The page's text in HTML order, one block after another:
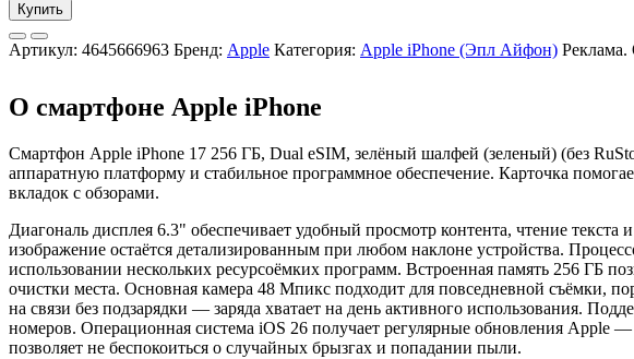
Купить
Артикул: 4645666963 Бренд: Apple Категория: Apple iPhone (Эпл Айфон)
О смартфоне Apple iPhone
Смартфон Apple iPhone 17 256 ГБ, Dual eSIM, зелёный шалфей (зеленый) (без
аппаратную платформу и стабильное программное обеспечение. Карточка
вкладок с обзорами.
Диагональ дисплея 6.3" обеспечивает удобный просмотр контента, чтение
изображение остаётся детализированным при любом наклоне устройства.
использовании нескольких ресурсоёмких программ. Встроенная память 256 ГБ
очистки места. Основная камера 48 Мпикс подходит для повседневной съёмки,
на связи без подзарядки — заряда хватает на день активного использования.
номеров. Операционная система iOS 26 получает регулярные обновления
позволяет не беспокоиться о случайных брызгах и попадании пыли.